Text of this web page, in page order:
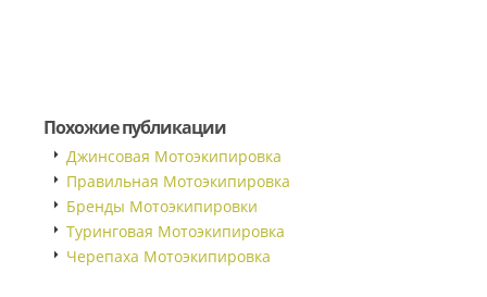
Похожие публикации
Джинсовая Мотоэкипировка
Правильная Мотоэкипировка
Бренды Мотоэкипировки
Туринговая Мотоэкипировка
Черепаха Мотоэкипировка